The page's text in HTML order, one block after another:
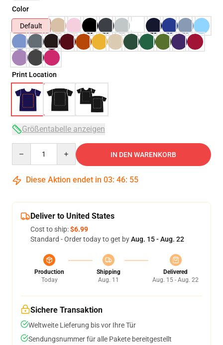
Color
Default
Print Location
Größentabelle anzeigen
IN DEN WARENKORB
Diese Aktion endet in 03: 46: 54
Deliver to United States
Cost to ship:$6.99
Standard - Order today to get byAug. 15 - Aug. 22
Production
Today
Shipping
Aug. 11
Delivered
Aug. 15 - Aug. 22
Sichere Transaktion
Weltweite Lieferung bis vor Ihre Tür
Sendungsnummer für alle Pakete bereitgestellt